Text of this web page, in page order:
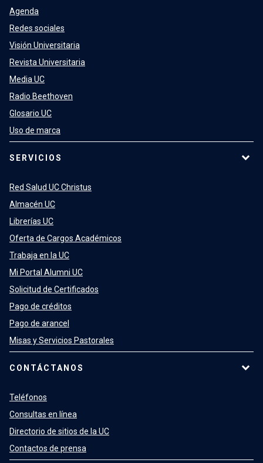
Agenda
Redes sociales
Visión Universitaria
Revista Universitaria
Media UC
Radio Beethoven
Glosario UC
Uso de marca
SERVICIOS
Red Salud UC Christus
Almacén UC
Librerías UC
Oferta de Cargos Académicos
Trabaja en la UC
Mi Portal Alumni UC
Solicitud de Certificados
Pago de créditos
Pago de arancel
Misas y Servicios Pastorales
CONTÁCTANOS
Teléfonos
Consultas en línea
Directorio de sitios de la UC
Contactos de prensa